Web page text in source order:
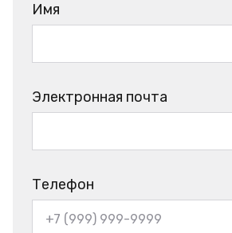
Имя
Электронная почта
Телефон